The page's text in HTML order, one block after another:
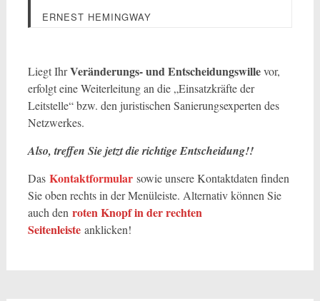
ERNEST HEMINGWAY
Liegt IhrVeränderungs- und Entscheidungswillevor,
erfolgt eine Weiterleitung an die „Einsatzkräfte der
Leitstelle“ bzw. den juristischen Sanierungsexperten des
Netzwerkes.
Also, treffen Sie jetzt die richtige Entscheidung!!
Das Kontaktformularsowie unsere Kontaktdaten finden
Sie oben rechts in der Menüleiste. Alternativ können Sie
auch den roten Knopf in der rechten
Seitenleisteanklicken!